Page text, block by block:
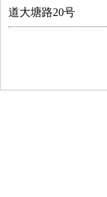
道大塘路20号